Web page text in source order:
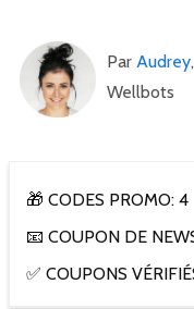
Par Audrey
Wellbots
🎁 CODES PROMO: 4
📧 COUPON DE
✅ COUPONS